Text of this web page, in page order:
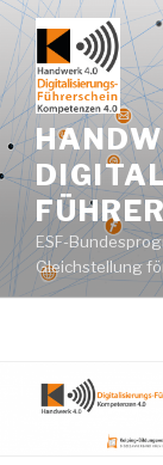
Zum
Inhalt
springen
ESF-
Gleichstellung